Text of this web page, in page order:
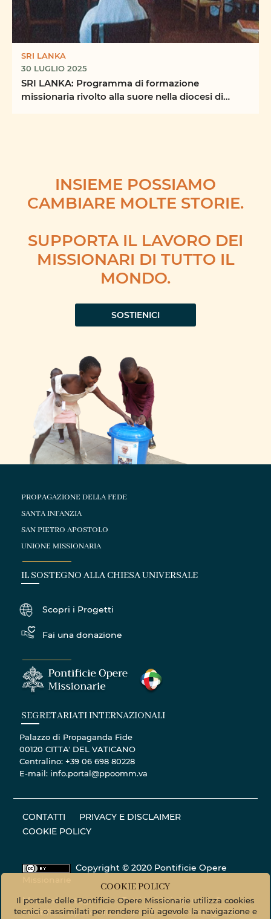
SRI LANKA
30 LUGLIO 2025
SRI LANKA: Programma di formazione
missionaria rivolto alla suore nella diocesi di
INSIEME POSSIAMO
CAMBIARE MOLTE STORIE.
SUPPORTA IL LAVORO DEI
MISSIONARI DI TUTTO IL
MONDO.
SOSTIENICI
PROPAGAZIONE DELLA FEDE
SANTA INFANZIA
SAN PIETRO APOSTOLO
UNIONE MISSIONARIA
IL SOSTEGNO ALLA CHIESA UNIVERSALE
Scopri i Progetti
Fai una donazione
SEGRETARIATI INTERNAZIONALI
Palazzo di Propaganda Fide
00120 CITTA' DEL VATICANO
Centralino: +39 06 698 80228
E-mail: info.portal@ppoomm.va
CONTATTI
PRIVACY E DISCLAIMER
COOKIE POLICY
Copyright © 2020 Pontificie Opere
Materiale fotografico - Tutti i diritti riservati. ©
Pontificie Opere Missionarie © Servizio fotografico
COOKIE POLICY
Il portale delle Pontificie Opere Missionarie utilizza cookies
tecnici o assimilati per rendere più agevole la navigazione e